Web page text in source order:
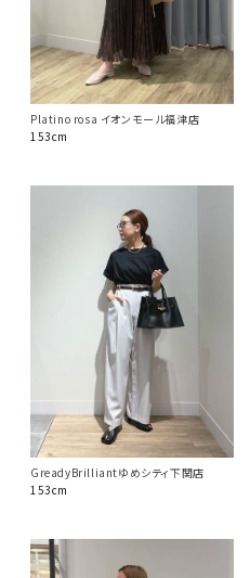
Platino rosa イオンモール福津店
153cm
GreadyBrilliantゆめシティ下関店
153cm